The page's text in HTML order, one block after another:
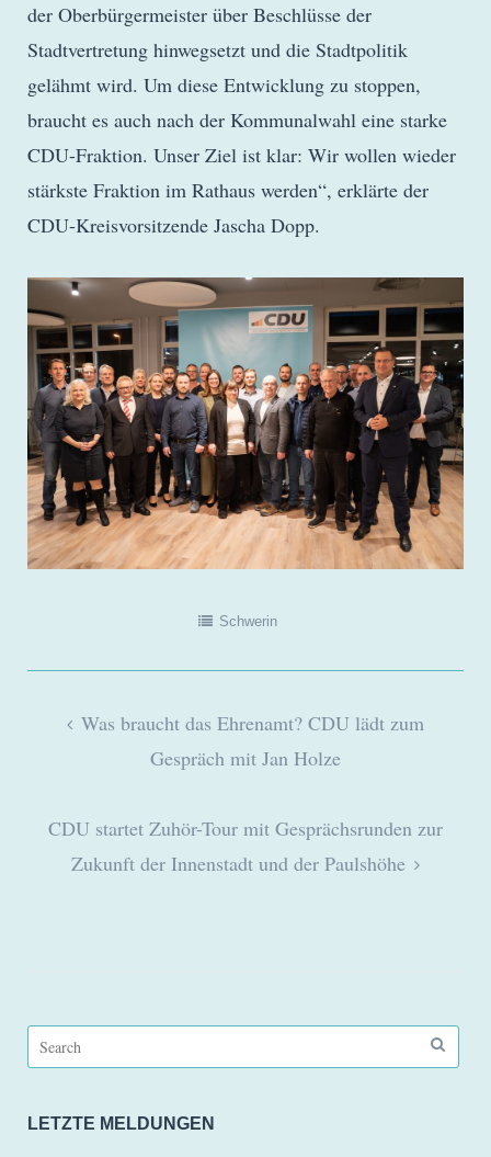
der Oberbürgermeister über Beschlüsse der
Stadtvertretung hinwegsetzt und die Stadtpolitik
gelähmt wird. Um diese Entwicklung zu stoppen,
braucht es auch nach der Kommunalwahl eine starke
CDU-Fraktion. Unser Ziel ist klar: Wir wollen wieder
stärkste Fraktion im Rathaus werden“, erklärte der
CDU-Kreisvorsitzende Jascha Dopp.
Schwerin
Beitragsnavigation
Was braucht das Ehrenamt? CDU lädt zum
Gespräch mit Jan Holze
CDU startet Zuhör-Tour mit Gesprächsrunden zur
Zukunft der Innenstadt und der Paulshöhe
Search
for:
LETZTE MELDUNGEN